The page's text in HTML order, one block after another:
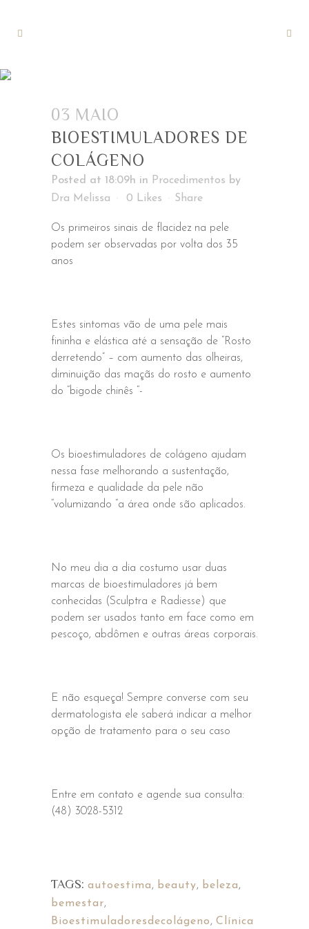
03 MAIO
BIOESTIMULADORES DE
COLÁGENO
Posted at 18:09h in Procedimentos by
Dra Melissa
0 Likes Share
Os primeiros sinais de flacidez na pele
podem ser observadas por volta dos 35
anos
Estes sintomas vão de uma pele mais
fininha e elástica até a sensação de “Rosto
derretendo” – com aumento das olheiras,
diminuição das maçãs do rosto e aumento
do “bigode chinês “-
Os bioestimuladores de colágeno ajudam
nessa fase melhorando a sustentação,
firmeza e qualidade da pele não
“volumizando “a área onde são aplicados.
No meu dia a dia costumo usar duas
marcas de bioestimuladores já bem
conhecidas (Sculptra e Radiesse) que
podem ser usados tanto em face como em
pescoço, abdômen e outras áreas corporais.
E não esqueça! Sempre converse com seu
dermatologista ele saberá indicar a melhor
opção de tratamento para o seu caso
Entre em contato e agende sua consulta:
(48) 3028-5312
TAGS: autoestima, beauty, beleza,
bemestar,
Bioestimuladoresdecolágeno, Clínica